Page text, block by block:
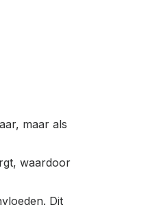
maar als
waardoor
Dit